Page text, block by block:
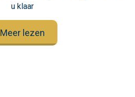
u klaar
Meer lezen